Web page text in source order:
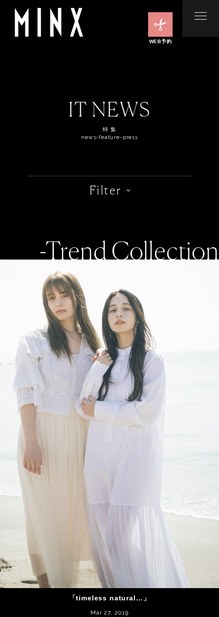
WEB予約
IT NEWS
特 集
news-feature-press
Filter
-Trend Collection
「timeless natural…」
Mar 27, 2019